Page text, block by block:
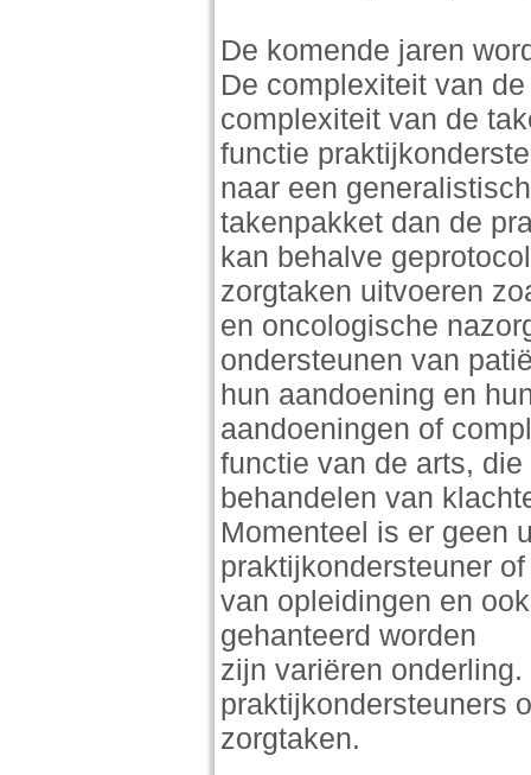
De komende jaren
De complexiteit van
complexiteit van de
functie
naar een
takenpakket dan de
kan behalve
zorgtaken uitvoeren
en oncologische
ondersteunen van
hun aandoening en
aandoeningen of
functie van de arts,
behandelen van
Momenteel is er geen
praktijkondersteuner
van opleidingen en
gehanteerd worden
zijn variëren
praktijkondersteuners
zorgtaken.